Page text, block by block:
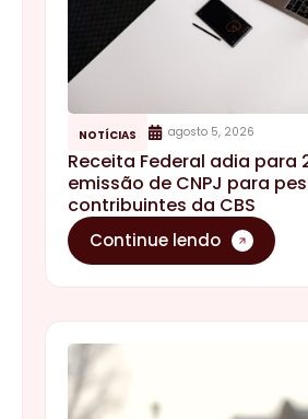
NOTÍCIAS agosto 5, 2026
Receita Federal adia para
emissão de CNPJ para
contribuintes da CBS
Continue lendo